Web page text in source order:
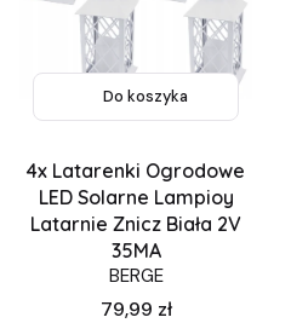
Do koszyka
4x Latarenki Ogrodowe
LED Solarne Lampioy
Latarnie Znicz Biała 2V
35MA
BERGE
Cena
79,99 zł